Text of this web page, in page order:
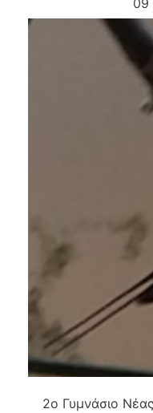
09
2ο Γυμνάσιο